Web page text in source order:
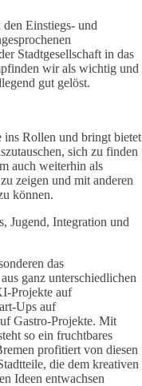
Einstiegs- und
Stadtgesellschaft in das
wir als wichtig und
gut gelöst.
Rollen und bringt bietet
sich zu finden
auch weiterhin als
zeigen und mit anderen
können.
Jugend, Integration und
das
ganz unterschiedlichen
Projekte auf
Ups auf
Gastro-Projekte. Mit
so ein fruchtbares
profitiert von diesen
die dem kreativen
Ideen entwachsen